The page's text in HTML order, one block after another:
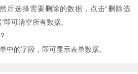
后选择需要删除的数据，点击“删除选
可清空所有数据。
中的字段，即可显示表单数据。